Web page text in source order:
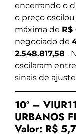
encerrando o
o preço
máxima de R$
negociado de
2.548.817,58 .
oscilaram entre
sinais de
10º –
URBANOS
Valor: R$